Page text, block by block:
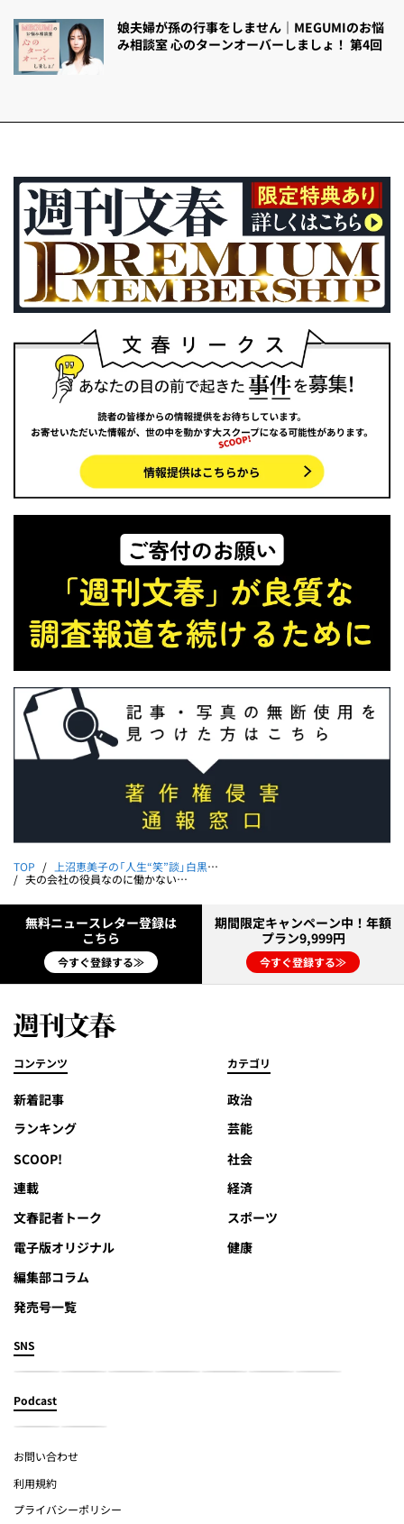
娘夫婦が孫の行事をしません｜MEGUMIのお悩
み相談室 心のターンオーバーしましょ！ 第4回
TOP 上沼恵美子の「人生“笑”談」白黒つけましょ
夫の会社の役員なのに働かない義兄にイライラ｜上沼恵美子の「人生“笑”談」白黒つけましょ 第15回
無料ニュースレター登録は
こちら
今すぐ登録する≫
期間限定キャンペーン中！年額
プラン9,999円
今すぐ登録する≫
コンテンツ
新着記事
ランキング
SCOOP!
連載
文春記者トーク
電子版オリジナル
編集部コラム
発売号一覧
カテゴリ
政治
芸能
社会
経済
スポーツ
健康
SNS
Podcast
お問い合わせ
利用規約
プライバシーポリシー